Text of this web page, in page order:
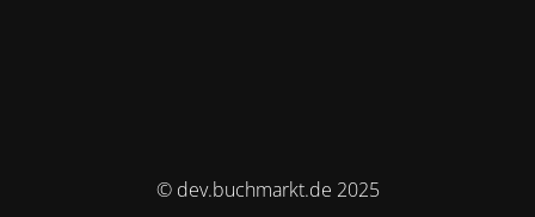
© dev.buchmarkt.de 2025